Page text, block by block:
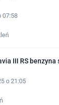
07:58
III RS benzyna
o 21:05